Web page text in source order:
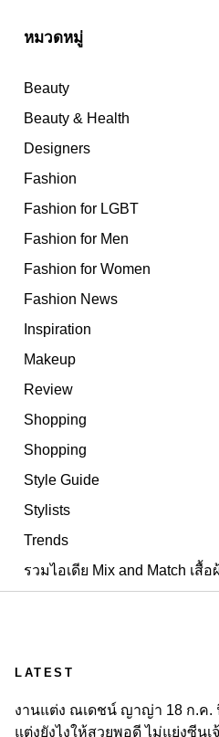
หมวดหมู่
Beauty
Beauty & Health
Designers
Fashion
Fashion for LGBT
Fashion for Men
Fashion for Women
Fashion News
Inspiration
Makeup
Review
Shopping
Shopping
Style Guide
Stylists
Trends
รวมไอเดีย Mix and Match เสื้
LATEST
งานแต่ง ณเดชน์ ญาญ่า 18 ก.ค.
แต่งยังไงให้สวยพอดี ไม่แย่งซีนเ